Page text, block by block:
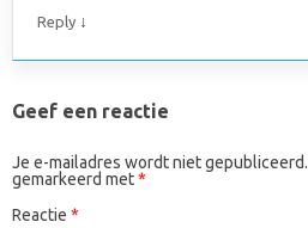
Reply ↓
Geef een reactie
Je e-mailadres wordt niet gepubliceerd.
gemarkeerd met*
Reactie *